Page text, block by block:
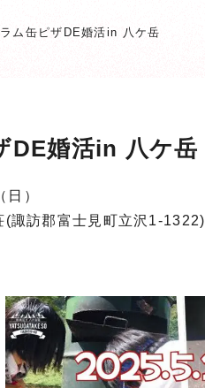
ラム缶ピザDE婚活in 八ケ岳
DE婚活in 八ケ岳
）
(諏訪郡富士見町立沢1-1322)